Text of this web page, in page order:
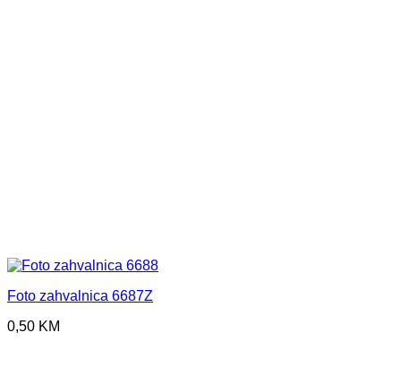
Foto zahvalnica 6687Z
0,50 KM